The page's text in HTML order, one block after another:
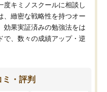
度キミノスクールに相談し
、緻密な戦略性を持つオー
効果実証済みの勉強法をは
で、数々の成績アップ・逆
・評判